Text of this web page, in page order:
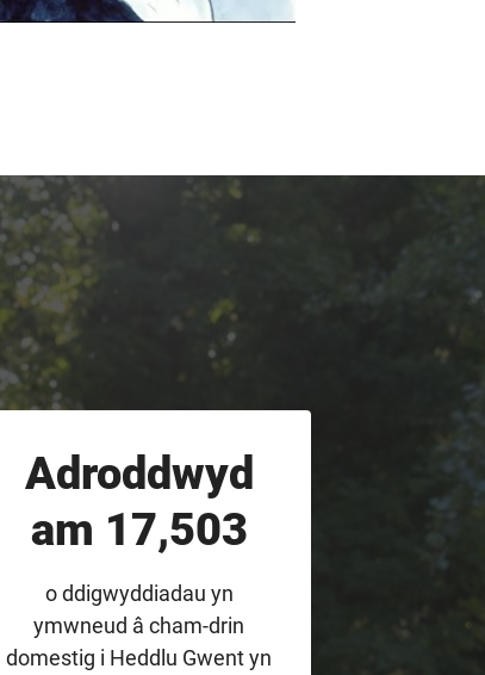
Mute Settings
Adroddwyd
am 17,503
o ddigwyddiadau yn
ymwneud â cham-drin
domestig i Heddlu Gwent yn